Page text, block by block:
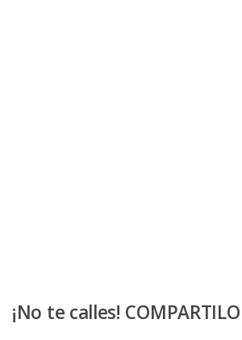
¡No te calles! COMPARTILO